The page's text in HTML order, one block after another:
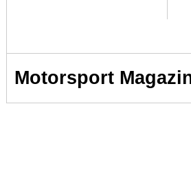
Motorsport